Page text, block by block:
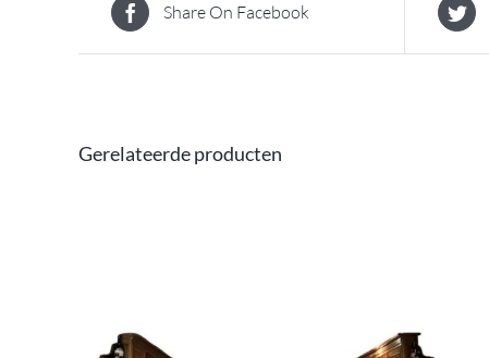
Share On Facebook
Gerelateerde producten